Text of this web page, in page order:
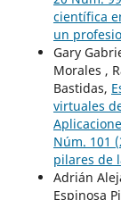
científica
un
Gary
Morales ,
Bastidas,
virtuales
Núm. 101
pilares de
Adrián
Espinosa